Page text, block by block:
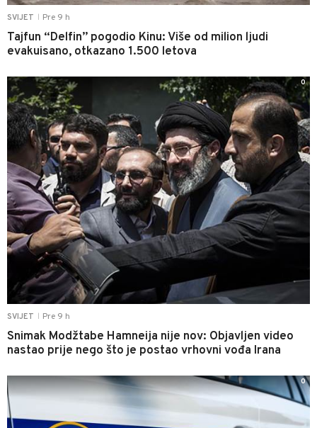
SVIJET Pre 9 h
Tajfun “Delfin” pogodio Kinu: Više od milion ljudi
evakuisano, otkazano 1.500 letova
SVIJET Pre 9 h
Snimak Modžtabe Hamneija nije nov: Objavljen video
nastao prije nego što je postao vrhovni vođa Irana
0
0